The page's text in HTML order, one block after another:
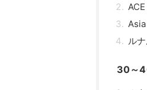
ル
30～